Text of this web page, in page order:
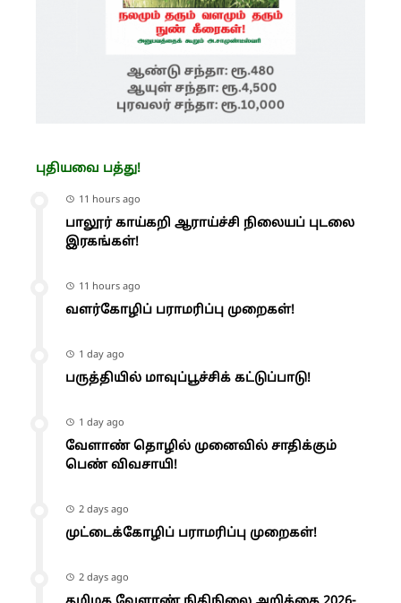
புதியவை பத்து!
11 hours ago
பாலூர் காய்கறி ஆராய்ச்சி நிலையப் புடலை
இரகங்கள்!
11 hours ago
வளர்கோழிப் பராமரிப்பு முறைகள்!
1 day ago
பருத்தியில் மாவுப்பூச்சிக் கட்டுப்பாடு!
1 day ago
வேளாண் தொழில் முனைவில் சாதிக்கும்
பெண் விவசாயி!
2 days ago
முட்டைக்கோழிப் பராமரிப்பு முறைகள்!
2 days ago